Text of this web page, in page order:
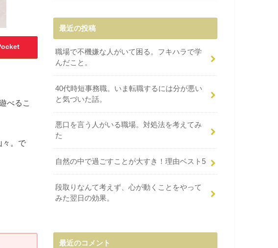
べるこ
々。で
最近の投稿
職場で不機嫌な人がいて困る。フキハラで学
んだこと。
40代時短事務職。いま転職するには分が悪い
と気づいた話。
悪口を言う人がいる職場。対処法を考えてみ
た
自然の中で過ごすことが大すき！理由ベスト5
段取りなんて考えず、心が動くことをやって
みた翌日の効果。
最近のコメント